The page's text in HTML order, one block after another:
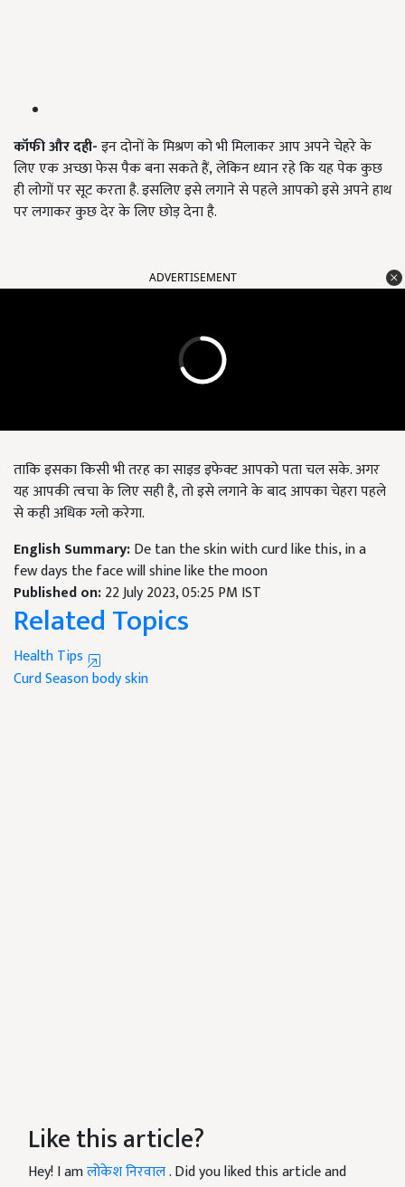
कॉफी और दही-इन दोनों के मिश्रण को भी मिलाकर आप अपने चेहरे के
लिए एक अच्छा फेस पैक बना सकते हैं, लेकिन ध्यान रहे कि यह पेक कुछ
ही लोगों पर सूट करता है. इसलिए इसे लगाने से पहले आपको इसे अपने हाथ
पर लगाकर कुछ देर के लिए छोड़ देना है.
ADVERTISEMENT
ताकि इसका किसी भी तरह का साइड इफेक्ट आपको पता चल सके. अगर
यह आपकी त्वचा के लिए सही है, तो इसे लगाने के बाद आपका चेहरा पहले
से कही अधिक ग्लो करेगा.
English Summary:De tan the skin with curd like this, in a
few days the face will shine like the moon
Published on:22 July 2023, 05:25 PM IST
Related Topics
Health Tips
CurdSeasonbody skin
Like this article?
Hey! I amलोकेश निरवाल. Did you liked this article and